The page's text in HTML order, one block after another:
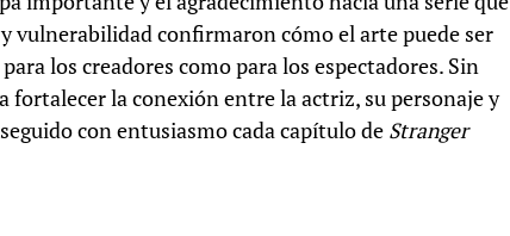
vulnerabilidad confirmaron cómo el arte puede ser
los creadores como para los espectadores. Sin
la conexión entre la actriz, su personaje y
con entusiasmo cada capítulo de Stranger